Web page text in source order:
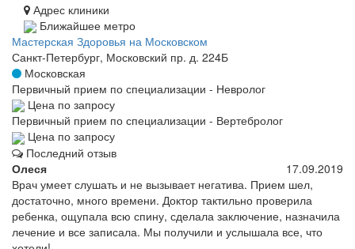
Адрес клиники
Ближайшее метро
Мастерская Здоровья на Московском
Санкт-Петербург, Московский пр. д. 224Б
Московская
Первичный прием по специализации - Невролог
Цена по запросу
Первичный прием по специализации - Вертебролог
Цена по запросу
Последний отзыв
Олеся
17.09.2019
Врач умеет слушать и не вызывает негатива. Прием шел,
достаточно, много времени. Доктор тактильно проверила
ребенка, ощупала всю спину, сделала заключение, назначила
лечение и все записала. Мы получили и услышала все, что